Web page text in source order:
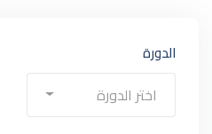
الدورة
اختر الدورة